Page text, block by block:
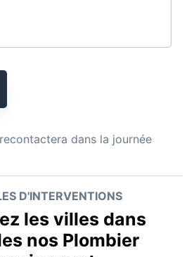
dans la journée
D'INTERVENTIONS
les villes dans
nos Plombier